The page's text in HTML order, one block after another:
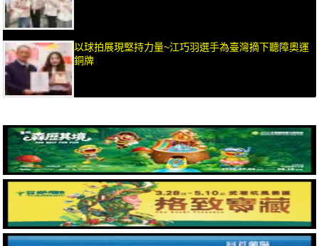
以球拍展現堅持力量~江巧羽選手為臺灣摘下聽障奧運
銅牌